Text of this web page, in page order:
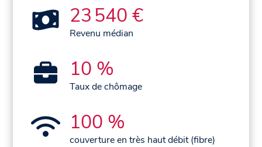
23 540 €
Revenu médian
10 %
Taux de chômage
100 %
couverture en très haut débit (fibre)